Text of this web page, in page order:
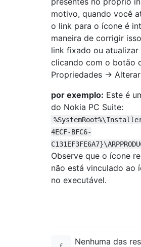
motivo, quando você
o link para o ícone é
maneira de corrigir
link fixado ou
clicando com o botão
Propriedades →
por exemplo: Este é
do Nokia PC Suite:
4ECF-BFC6-
Observe que o ícone
não está vinculado ao
no executável.
Nenhuma das